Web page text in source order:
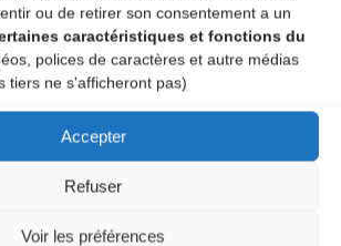
ou de retirer son consentement a un
caractéristiques et fonctions du
polices de caractères et autre médias
tiers ne s'afficheront pas)
Accepter
Refuser
Voir les préférences
A DECOUVRIR :